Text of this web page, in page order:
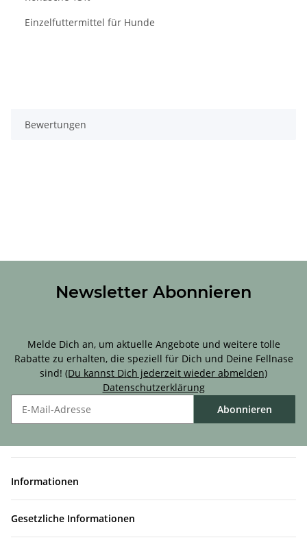
Einzelfuttermittel für Hunde
Bewertungen
Newsletter Abonnieren
Melde Dich an, um aktuelle Angebote und weitere tolle
Rabatte zu erhalten, die speziell für Dich und Deine Fellnase
sind! (Du kannst Dich jederzeit wieder abmelden)
Datenschutzerklärung
Abonnieren
Informationen
Gesetzliche Informationen